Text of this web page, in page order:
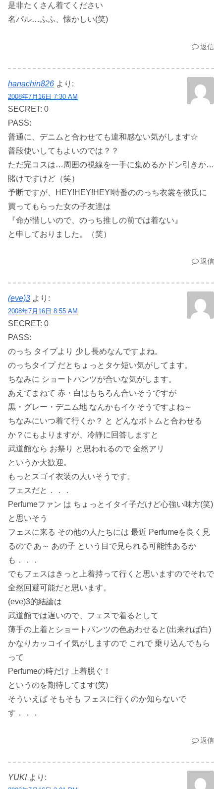
是非たくさん着てください
名パル…ふふ、懐かしい(笑)
返信
hanachin826 より:
2008年7月16日 7:30 AM
SECRET: 0
PASS:
普通に、デニムと合わせても違和感ない気がします☆
普段使いしてもよいのでは？？
ただ完コスは…周囲の視線を一手に集めるかドン引きか…
賭けですけど（笑）
予断ですが、HEY!HEY!HEY!特番ののっち衣裳を彼氏に
買ってもらった女の子友達は
『命が惜しいので、のっち推しの前では着ない』
と申しておりました。（笑）
返信
(eve)3 より:
2008年7月16日 8:55 AM
SECRET: 0
PASS:
のっち タイプより 少し長めなんですよね。
のっちタイプ だとちょっとタケ短い気がしてます。
ちなみに ショートパンツが合いな気がします。
あえてまねて 赤・白はもちろん合いそうですが
黒・グレー・デニム地 なんかもイケそうですよね～
ちなみにいつ着て行くか？ と どんなボトムと合わせる
か？にもよりますが、冷静に回答しますと
武道館なら お祭り と思われるので 全然アリ
というか大歓迎。
もっとスゴイ衣装の人いそうです。
フェスだと．．．
Perfumeファン は ちょっとイタイ子だけど心強い味方(笑)
と思いそう
フェスに来る その他の人たちには 最近 Perfumeを良く見
るので あ～ あの子 という目で見られる可能性あるか
も．．．
でもフェスはきっと上着持って行くと思いますのでそれで
全然回避可能だと思います。
(eve)3的結論は
武道館では遅いので、フェスで着るとして
薄手の上着とショートパンツの色あわせると(出来れば白)
かなりカッコイイ気がしますので これで 乗り込んでもら
って
Perfumeの時だけ 上着脱ぐ！
というのを期待してます(笑)
そういえば そもそも フェスに行くのか知らないで
す．．．
返信
YUKI より: